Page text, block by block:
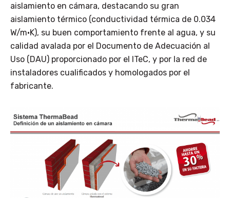
aislamiento en cámara, destacando su gran
aislamiento térmico (conductividad térmica de 0.034
W/m·K), su buen comportamiento frente al agua, y su
calidad avalada por el Documento de Adecuación al
Uso (DAU) proporcionado por el ITeC, y por la red de
instaladores cualificados y homologados por el
fabricante.